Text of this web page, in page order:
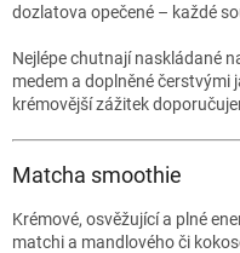
dozlatova opečené – každé
Nejlépe chutnají naskládané
medem a doplněné čerstvými
krémovější zážitek
Matcha smoothie
Krémové, osvěžující a plné
matchi a mandlového či